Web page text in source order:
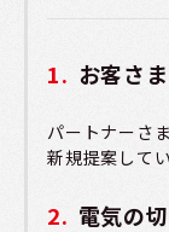
お客さ
パートナーさ
新規提案して
電気の